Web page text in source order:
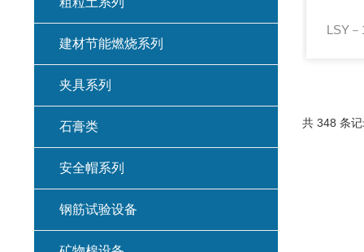
共 348 条
建材节能燃烧系列
夹具系列
石膏类
安全帽系列
钢筋试验设备